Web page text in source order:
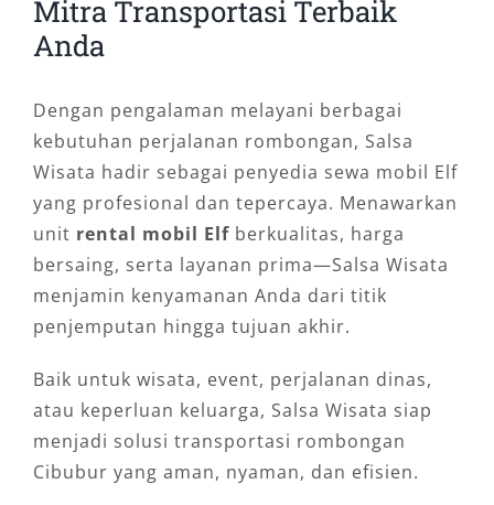
Mitra Transportasi Terbaik
Anda
Dengan pengalaman melayani berbagai
kebutuhan perjalanan rombongan, Salsa
Wisata hadir sebagai penyedia sewa mobil Elf
yang profesional dan tepercaya. Menawarkan
unit rental mobil Elfberkualitas, harga
bersaing, serta layanan prima—Salsa Wisata
menjamin kenyamanan Anda dari titik
penjemputan hingga tujuan akhir.
Baik untuk wisata, event, perjalanan dinas,
atau keperluan keluarga, Salsa Wisata siap
menjadi solusi transportasi rombongan
Cibubur yang aman, nyaman, dan efisien.